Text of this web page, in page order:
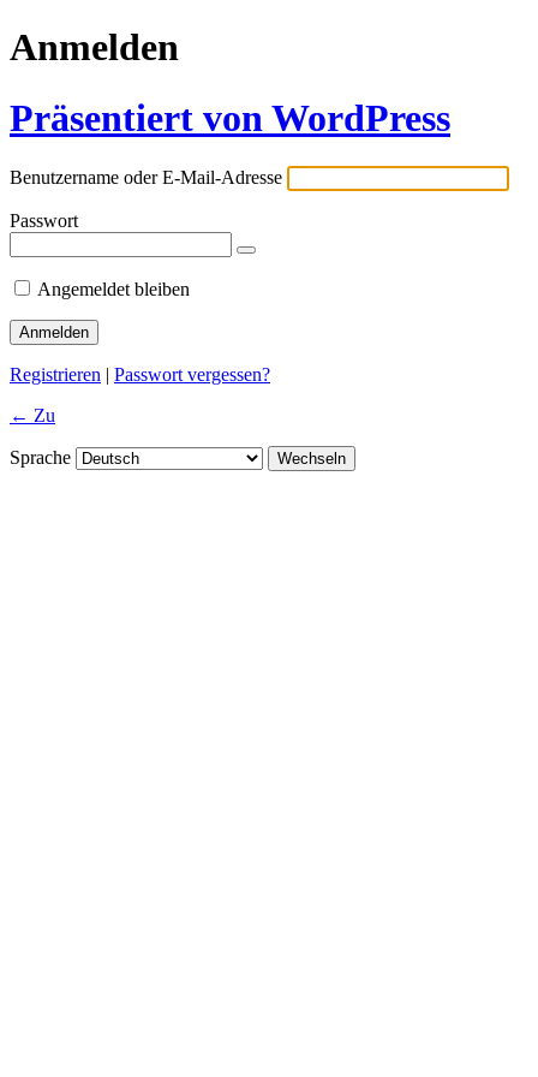
Anmelden
Präsentiert von WordPress
Benutzername oder E-Mail-Adresse
Passwort
Angemeldet bleiben
Registrieren | Passwort vergessen?
← Zu
Sprache